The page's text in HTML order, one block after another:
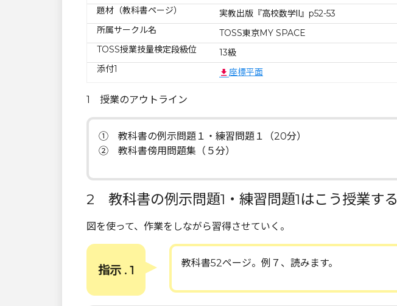
題材（教科書ページ）
実教出版『高校数学Ⅱ』p52-53
所属サークル名
TOSS東京MY SPACE
TOSS授業技量検定段級位
13級
添付1
座標平面
1 授業のアウトライン
① 教科書の例示問題１・練習問題１（20分）
② 教科書傍用問題集（５分）
2 教科書の例示問題1・練習問題1はこう授業する
図を使って、作業をしながら習得させていく。
指示 . 1 教科書52ページ。例７、読みます。